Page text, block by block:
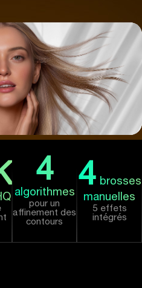
4
algorithmes
pour un
affinement des
contours
4 brosses
manuelles
5 effets
intégrés